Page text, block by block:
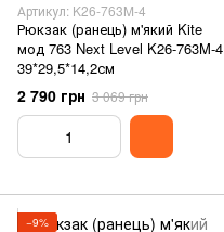
Артикул: K26-763M-4
Рюкзак (ранець) м'який Kite
мод 763 Next Level K26-763M-4
39*29,5*14,2см
2 790 грн 3 069 грн
−9%